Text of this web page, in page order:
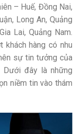
– Huế, Đồng Nai,
Long An, Quảng
Lai, Quảng Nam.
khách hàng có nhu
sự tin tưởng của
Dưới đây là những
niềm tin vào thám